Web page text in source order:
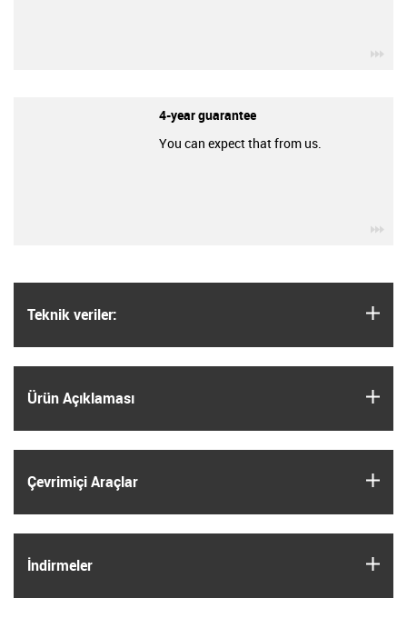
Teknik veriler:
Ürün Açıklaması
Çevrimiçi Araçlar
İndirmeler
4-year guarantee
You can expect that from us.